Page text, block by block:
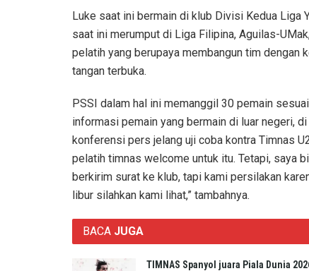
Luke saat ini bermain di klub Divisi Kedua Liga
saat ini merumput di Liga Filipina, Aguilas-
pelatih yang berupaya membangun tim
tangan terbuka.
PSSI dalam hal ini memanggil 30 pemain
informasi pemain yang bermain di luar negeri,
konferensi pers jelang uji coba kontra Timnas
pelatih timnas welcome untuk itu. Tetapi, saya
berkirim surat ke klub, tapi kami persilakan
libur silahkan kami lihat,” tambahnya.
BACA JUGA
TIMNAS Spanyol juara Piala Dunia